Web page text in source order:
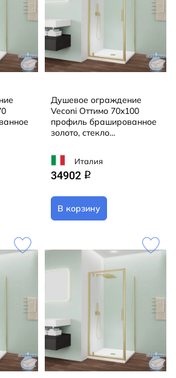
Душевое ограждение
Veconi Оттимо 70x100
профиль брашированное
золото, стекло
70100-01-C9 (без
поддона)Италия
34902 q
В корзину